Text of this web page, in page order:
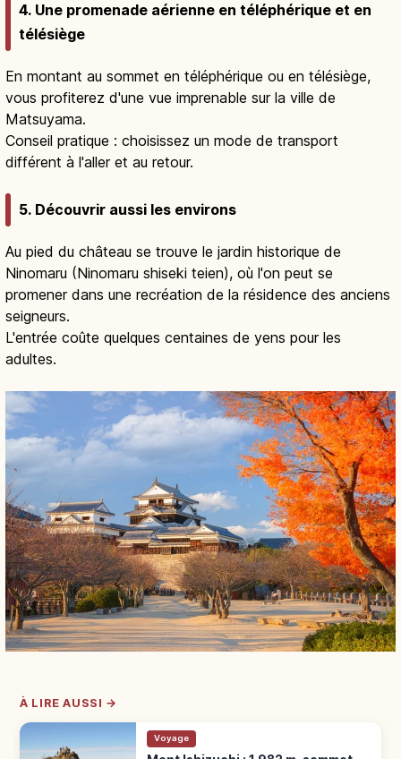
4. Une promenade aérienne en téléphérique et en
télésiège
En montant au sommet en téléphérique ou en télésiège,
vous profiterez d'une vue imprenable sur la ville de
Matsuyama.
Conseil pratique : choisissez un mode de transport
différent à l'aller et au retour.
5. Découvrir aussi les environs
Au pied du château se trouve le jardin historique de
Ninomaru (Ninomaru shiseki teien), où l'on peut se
promener dans une recréation de la résidence des anciens
seigneurs.
L'entrée coûte quelques centaines de yens pour les
adultes.
À LIRE AUSSI →
Voyage